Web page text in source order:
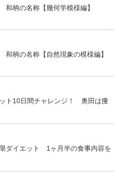
柄の名称【幾何学模様編】
柄の名称【自然現象の模様編】
ト10日間チャレンジ！ 奥田は痩
限ダイエット 1ヶ月半の食事内容を